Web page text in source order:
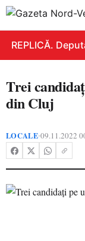
REPLICĂ.
Trei
din Cluj
LOCALE•09.11.2022